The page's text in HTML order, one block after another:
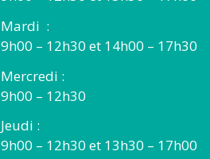
Mardi :
9h00 – 12h30 et 14h00 – 17h30
Mercredi :
9h00 – 12h30
Jeudi :
9h00 – 12h30 et 13h30 – 17h00